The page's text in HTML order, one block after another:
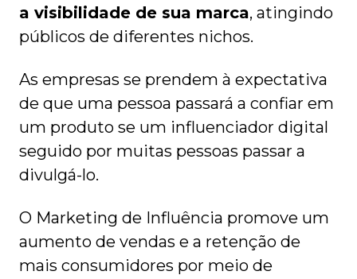
a visibilidade de sua marca, atingindo
públicos de diferentes nichos.
As empresas se prendem à expectativa
de que uma pessoa passará a confiar em
um produto se um influenciador digital
seguido por muitas pessoas passar a
divulgá-lo.
O Marketing de Influência promove um
aumento de vendas e a retenção de
mais consumidores por meio de